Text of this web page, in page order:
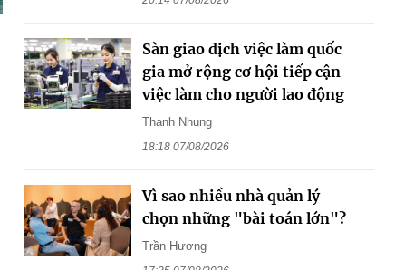
Sàn giao dịch việc làm quốc
gia mở rộng cơ hội tiếp cận
việc làm cho người lao động
Thanh Nhung
18:18 07/08/2026
Vì sao nhiều nhà quản lý
chọn những "bài toán lớn"?
Trần Hương